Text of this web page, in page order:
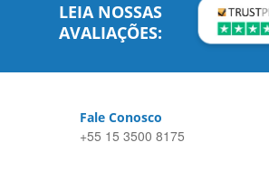
LEIA NOSSAS
AVALIAÇÕES:
Fale Conosco
+55 15 3500 8175